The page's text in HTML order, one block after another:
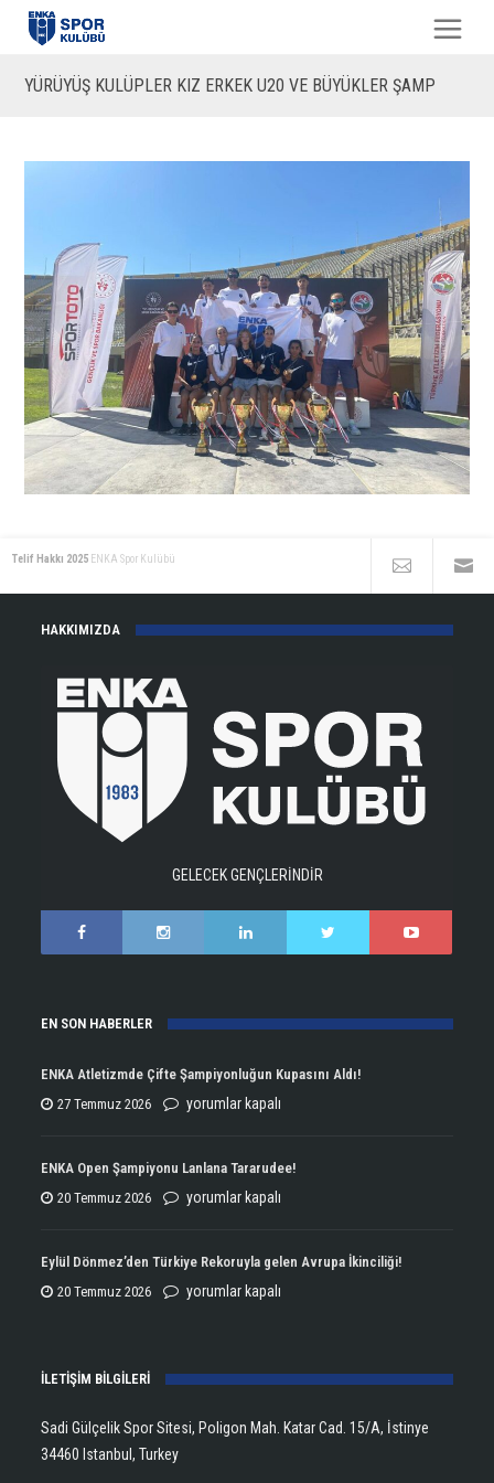
YÜRÜYÜŞ KULÜPLER KIZ ERKEK U20 VE BÜYÜKLER ŞAMP
Telif Hakkı 2025 ENKA Spor Kulübü
HAKKIMIZDA
GELECEK GENÇLERİNDİR
EN SON HABERLER
ENKA Atletizmde Çifte Şampiyonluğun Kupasını Aldı!
27 Temmuz 2026
ENKA
Çifte
Şampiyonluğun
Aldı!
yorumlar kapalı
ENKA Open Şampiyonu Lanlana Tararudee!
20 Temmuz 2026
ENKA
Şampiyonu
Lanlana
yorumlar kapalı
Eylül Dönmez’den Türkiye Rekoruyla gelen Avrupa İkinciliği!
20 Temmuz 2026
Eylül
Rekoruyla
Avrupa
yorumlar kapalı
İLETİŞİM BİLGİLERİ
Sadi Gülçelik Spor Sitesi, Poligon Mah. Katar Cad. 15/A, İstinye
34460 Istanbul, Turkey